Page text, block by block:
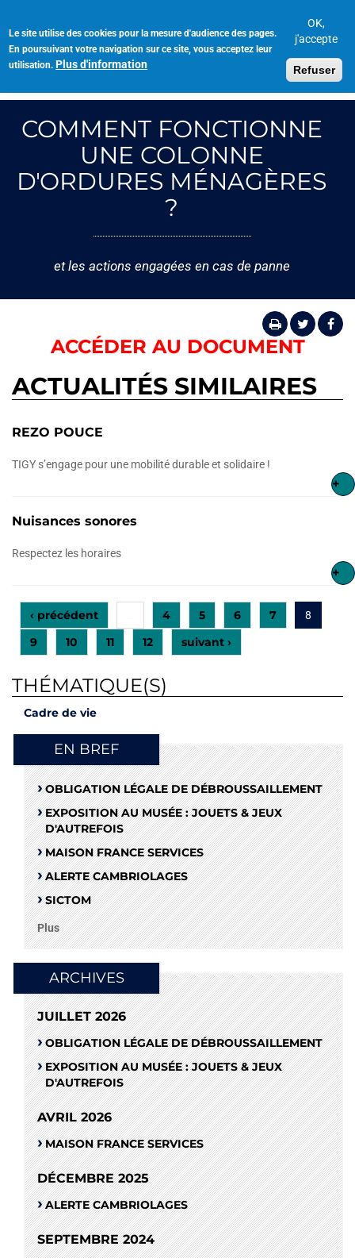
Le site utilise des cookies pour la mesure d'audience des pages.
En poursuivant votre navigation sur ce site, vous acceptez leur
utilisation. Plus d'information
OK,
j'accepte
Refuser
contenu
principal
COMMENT FONCTIONNE
UNE COLONNE
D'ORDURES MÉNAGÈRES
?
et les actions engagées en cas de panne
ACCÉDER AU DOCUMENT
ACTUALITÉS SIMILAIRES
REZO POUCE
TIGY s’engage pour une mobilité durable et solidaire !
+
Nuisances sonores
Respectez les horaires
+
‹ précédent 4 5 6 7 8
9 10 11 12 suivant ›
THÉMATIQUE(S)
Cadre de vie
EN BREF
OBLIGATION LÉGALE DE DÉBROUSSAILLEMENT
EXPOSITION AU MUSÉE : JOUETS & JEUX
D'AUTREFOIS
MAISON FRANCE SERVICES
ALERTE CAMBRIOLAGES
SICTOM
Plus
ARCHIVES
JUILLET 2026
OBLIGATION LÉGALE DE DÉBROUSSAILLEMENT
EXPOSITION AU MUSÉE : JOUETS & JEUX
D'AUTREFOIS
AVRIL 2026
MAISON FRANCE SERVICES
DÉCEMBRE 2025
ALERTE CAMBRIOLAGES
SEPTEMBRE 2024